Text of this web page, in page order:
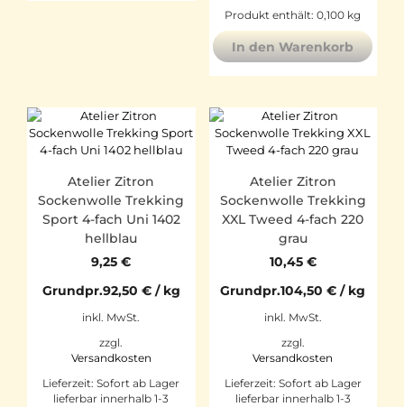
Produkt enthält: 0,100 kg
In den Warenkorb
Atelier Zitron
Sockenwolle Trekking
Sport 4-fach Uni 1402
hellblau
9,25€
Grundpr.92,50 €/ kg
inkl. MwSt.
zzgl.
Versandkosten
Lieferzeit:Sofort ab Lager
lieferbar innerhalb 1-3
Atelier Zitron
Sockenwolle Trekking
XXL Tweed 4-fach 220
grau
10,45 €
Grundpr.104,50€ / kg
inkl. MwSt.
zzgl.
Versandkosten
Lieferzeit: Sofort ab Lager
lieferbar innerhalb 1-3